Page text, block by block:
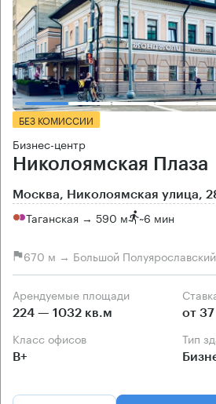
БЕЗ КОМИССИИ
Бизнес-центр
Николоямская Плаза
Москва, Николоямская улица,
Таганская → 590 м ~6 мин
670 м → Большой
Арендуемые площади
224 — 1032 кв.м от
Класс офисов
B+
Тип